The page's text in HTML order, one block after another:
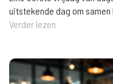
uitstekende dag om
Verder lezen